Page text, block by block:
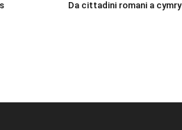
Da cittadini romani a cymry